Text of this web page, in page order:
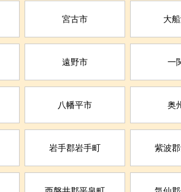
宮古市 大
遠野市 一
八幡平市 奥
岩手郡岩手町 紫波